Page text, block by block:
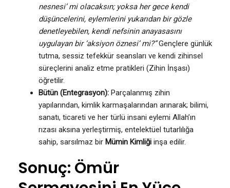
nesnesi’ mi olacaksın; yoksa her gece kendi
düşüncelerini, eylemlerini yukarıdan bir gözle
denetleyebilen, kendi nefsinin anayasasını
uygulayan bir ‘aksiyon öznesi’ mi?”Gençlere günlük
tutma, sessiz tefekkür seansları ve kendi zihinsel
süreçlerini analiz etme pratikleri (Zihin İnşası)
öğretilir.
Bütün (Entegrasyon): Parçalanmış zihin
yapılarından, kimlik karmaşalarından arınarak; bilimi,
sanatı, ticareti ve her türlü insani eylemi Allah’ın
rızası aksına yerleştirmiş, entelektüel tutarlılığa
sahip, sarsılmaz bir Mümin Kimliği inşa edilir.
Sonuç: Ömür